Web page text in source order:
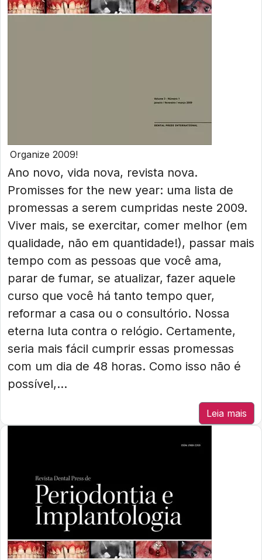
Organize 2009!
Ano novo, vida nova, revista nova.
Promisses for the new year: uma lista de
promessas a serem cumpridas neste 2009.
Viver mais, se exercitar, comer melhor (em
qualidade, não em quantidade!), passar mais
tempo com as pessoas que você ama,
parar de fumar, se atualizar, fazer aquele
curso que você há tanto tempo quer,
reformar a casa ou o consultório. Nossa
eterna luta contra o relógio. Certamente,
seria mais fácil cumprir essas promessas
com um dia de 48 horas. Como isso não é
possível,...
Leia mais